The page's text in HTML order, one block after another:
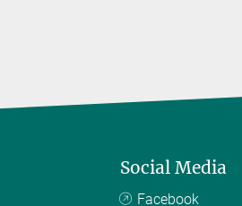
Social Media
Facebook